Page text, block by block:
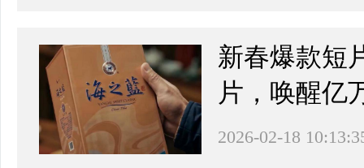
新春爆款短
片，唤醒亿
2026-02-18